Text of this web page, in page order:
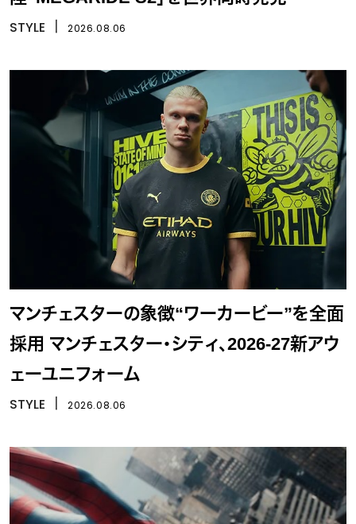
STYLE 2026.08.06
マンチェスターの象徴“ワーカービー”を全面
採用 マンチェスター・シティ、2026-27新アウ
ェーユニフォーム
STYLE 2026.08.06